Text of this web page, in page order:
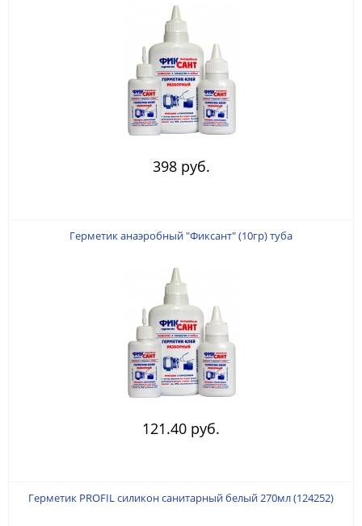
398 руб.
Герметик анаэробный "Фиксант" (10гр) туба
121.40 руб.
Герметик PROFIL силикон санитарный белый 270мл (124252)